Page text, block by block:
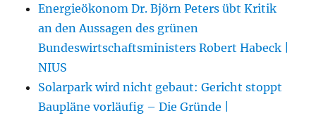
Energieökonom Dr. Björn Peters übt Kritik
an den Aussagen des grünen
Bundeswirtschaftsministers Robert Habeck |
NIUS
Solarpark wird nicht gebaut: Gericht stoppt
Baupläne vorläufig – Die Gründe |